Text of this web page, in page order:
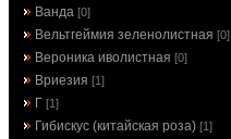
Ванда [0]
Вельтгеймия зеленолистная [0]
Вероника иволистная [0]
Вриезия [1]
Г [1]
Гибискус (китайская роза) [1]